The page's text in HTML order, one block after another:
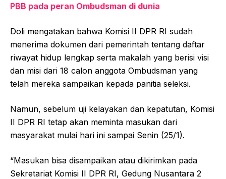
PBB pada peran Ombudsman di dunia
Doli mengatakan bahwa Komisi II DPR RI sudah
menerima dokumen dari pemerintah tentang daftar
riwayat hidup lengkap serta makalah yang berisi visi
dan misi dari 18 calon anggota Ombudsman yang
telah mereka sampaikan kepada panitia seleksi.
Namun, sebelum uji kelayakan dan kepatutan, Komisi
II DPR RI tetap akan meminta masukan dari
masyarakat mulai hari ini sampai Senin (25/1).
“Masukan bisa disampaikan atau dikirimkan pada
Sekretariat Komisi II DPR RI, Gedung Nusantara 2